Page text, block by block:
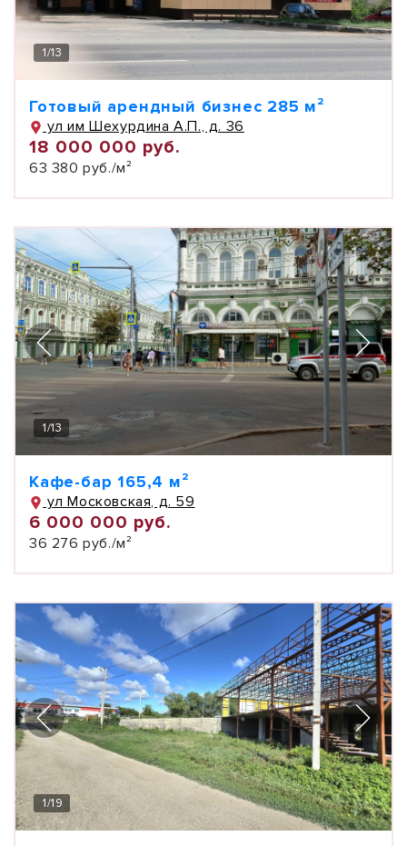
1/13
Готовый арендный бизнес 285 м²
ул им Шехурдина А.П., д. 36
18 000 000 руб.
63 380 руб./м²
1/13
Кафе-бар 165,4 м²
ул Московская, д. 59
6 000 000 руб.
36 276 руб./м²
1/19